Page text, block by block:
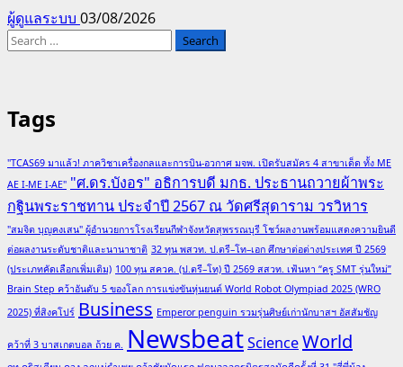
ผู้ดูแลระบบ 03/08/2026
Search
Tags
"TCAS69 มาแล้ว! ภาควิชาเครื่องกลและการบิน-อวกาศ มจพ. เปิดรับสมัคร 4 สาขาเด็ด ทั้ง ME
AE I-ME I-AE" "ศ.ดร.บังอร" อธิการบดี มกธ. ประธานถวายผ้าพระ
กฐินพระราชทาน ประจำปี 2567 ณ วัดศรีสุดาราม วรวิหาร
"สมจิต บุญคงเสน" ผู้อำนวยการโรงเรียนกีฬาจังหวัดสุพรรณบุรี โชว์ผลงานพร้อมแสดงความยินดี
ต่อผลงานระดับชาติและนานาชาติ 32 ทุน พสวท. ป.ตรี–โท–เอก ศึกษาต่อต่างประเทศ ปี 2569
(ประเภทคัดเลือกเพิ่มเติม) 100 ทุน สควค. (ป.ตรี–โท) ปี 2569 สสวท. เฟ้นหา “ครู SMT รุ่นใหม่”
Brain Step คว้าอันดับ 5 ของโลก การแข่งขันหุ่นยนต์ World Robot Olympiad 2025 (WRO
2025) ที่สิงคโปร์ Business Emperor penguin รวมรุ่นศิษย์เก่านักบาสฯ อัสสัมชัญ
คว้าที่ 3 บาสเกตบอล ถ้วย ค. NewsbeatScienceWorld